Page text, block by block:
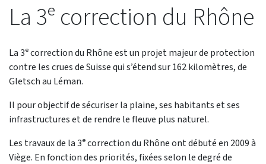
La 3ᵉ correction du Rhône
La 3ᵉ correction du Rhône est un projet majeur de protection
contre les crues de Suisse qui s’étend sur 162 kilomètres, de
Gletsch au Léman.
Il pour objectif de sécuriser la plaine, ses habitants et ses
infrastructures et de rendre le fleuve plus naturel.
Les travaux de la 3ᵉ correction du Rhône ont débuté en 2009 à
Viège. En fonction des priorités, fixées selon le degré de